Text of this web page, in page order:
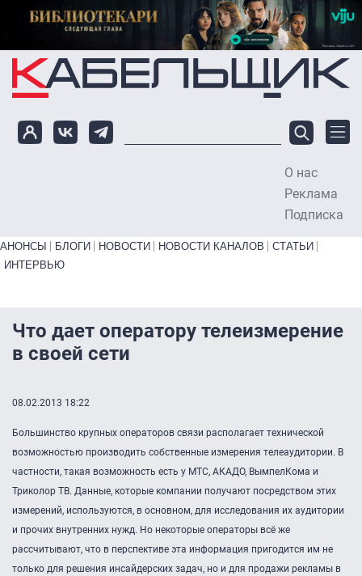
Перейти к основному содержанию
О нас
Реклама
Подписка
Primary links bottom
АНОНСЫ БЛОГИ НОВОСТИ НОВОСТИ КАНАЛОВ
СТАТЬИ
ИНТЕРВЬЮ
Что дает оператору телеизмерение
в своей сети
08.02.2013 18:22
Большинство крупных операторов связи располагает технической
возможностью производить собственные измерения телеаудитории. В
частности, такая возможность есть у МТС, АКАДО, ВымпелКома и
Триколор ТВ. Данные, которые компании получают посредством этих
измерений, используются, в основном, для исследования их аудитории
и прочих внутренних нужд. Но некоторые операторы всё же
рассчитывают, что в перспективе эта информация пригодится им не
только для решения инсайдерских задач, но и для продажи рекламы в